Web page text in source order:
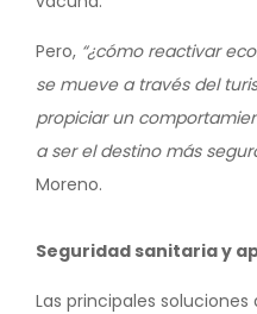
Pero, “¿cómo reactivar
se mueve a través del
propiciar un
a ser el destino más
Moreno.
Seguridad sanitaria y
Las principales